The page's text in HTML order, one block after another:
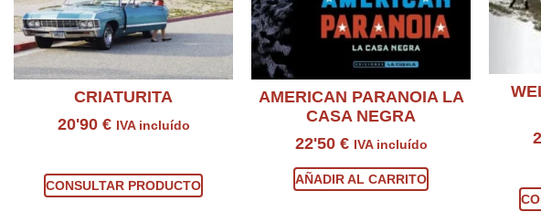
CRIATURITA
20'90 € IVA incluído
CONSULTAR PRODUCTO
AMERICAN PARANOIA LA
CASA NEGRA
22'50 € IVA incluído
AÑADIR AL CARRITO